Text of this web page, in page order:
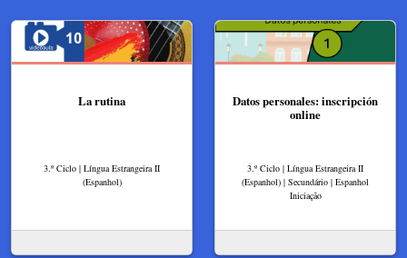
La rutina
3.º Ciclo | Língua Estrangeira II
(Espanhol)
Datos personales: inscripción
online
3.º Ciclo | Língua Estrangeira II
(Espanhol) | Secundário | Espanhol
Iniciação